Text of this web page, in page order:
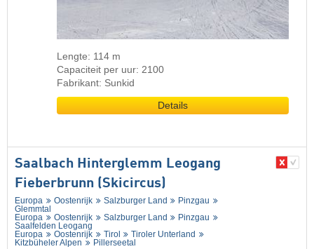
Lengte: 114 m
Capaciteit per uur: 2100
Fabrikant: Sunkid
Details
Saalbach Hinterglemm Leogang
Fieberbrunn (Skicircus)
Europa Oostenrijk Salzburger Land
Pinzgau
Glemmtal
Europa
Oostenrijk Salzburger Land
Pinzgau
Saalfelden Leogang
Europa
Oostenrijk Tirol
Tiroler Unterland
Kitzbüheler Alpen
Pillerseetal